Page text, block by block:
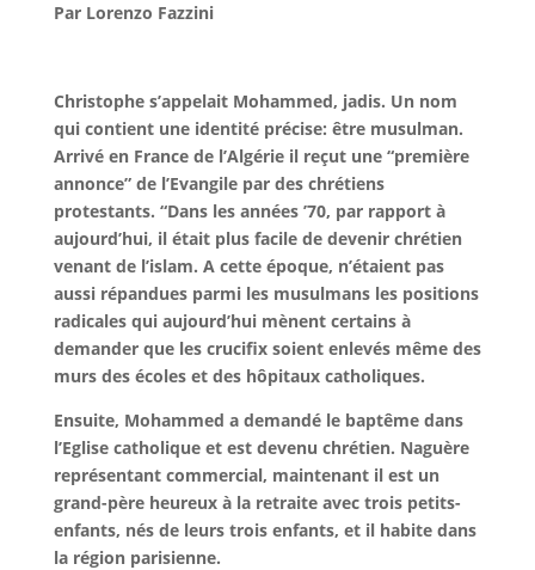
Par Lorenzo Fazzini
Christophe s’appelait Mohammed, jadis. Un nom
qui contient une identité précise: être musulman.
Arrivé en France de l’Algérie il reçut une “première
annonce” de l’Evangile par des chrétiens
protestants. “Dans les années ’70, par rapport à
aujourd’hui, il était plus facile de devenir chrétien
venant de l’islam. A cette époque, n’étaient pas
aussi répandues parmi les musulmans les positions
radicales qui aujourd’hui mènent certains à
demander que les crucifix soient enlevés même des
murs des écoles et des hôpitaux catholiques.
Ensuite, Mohammed a demandé le baptême dans
l’Eglise catholique et est devenu chrétien. Naguère
représentant commercial, maintenant il est un
grand-père heureux à la retraite avec trois petits-
enfants, nés de leurs trois enfants, et il habite dans
la région parisienne.